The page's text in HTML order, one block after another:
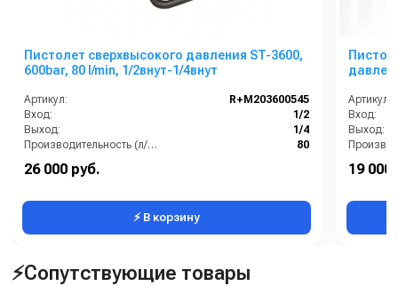
Пистолет сверхвысокого давления ST-3600,
600bar, 80 l/min, 1/2внут-1/4внут
Артикул:
R+M203600545
Вход:
1/2
Выход:
1/4
Производительность (л/мин):
80
Температура (°C):
Страна-производитель:
26 000 руб.
⚡ В корзину
Артикул:
Вход:
Выход:
19 000
⚡Сопутствующие товары